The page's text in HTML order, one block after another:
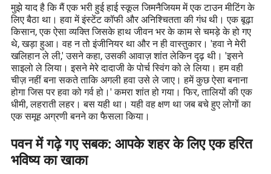
मुझे याद है कि मैं एक भरी हुई हाई स्कूल जिमनैजियम में एक टाउन मीटिंग के
लिए बैठा था। हवा में इंस्टेंट कॉफी और अनिश्चितता की गंध थी। एक बूढ़ा
किसान, एक ऐसा व्यक्ति जिसके हाथ जीवन भर के काम से चमड़े के हो गए
थे, खड़ा हुआ। वह न तो इंजीनियर था और न ही वास्तुकार। 'हवा ने मेरी
खलिहान ले ली,' उसने कहा, उसकी आवाज़ शांत लेकिन दृढ़ थी। 'इसने
साइलो ले लिया। इसने मेरे दादाजी के पोर्च स्विंग को ले लिया। हम वही
चीज़ नहीं बना सकते ताकि अगली हवा उसे ले जाए। हमें कुछ ऐसा बनाना
होगा जिस पर हवा को गर्व हो।' कमरा शांत हो गया। फिर, तालियों की एक
धीमी, लहराती लहर। बस यही था। यही वह क्षण था जब बचे हुए लोगों का
एक समूह अग्रणी बनने का फैसला किया।
पवन में गढ़े गए सबक: आपके शहर के लिए एक हरित
भविष्य का खाका